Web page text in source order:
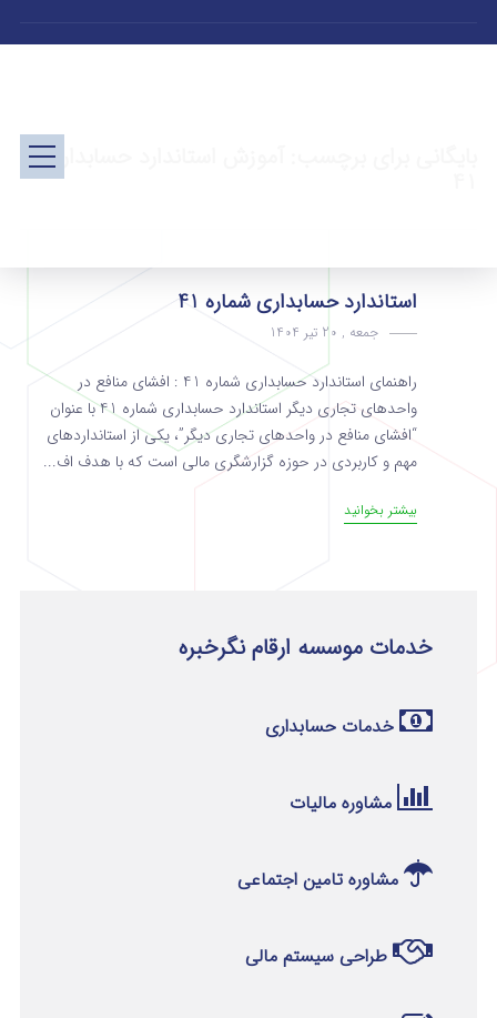
بایگانی برای برچسب: آموزش استاندارد حسابداری
استاندارد حسابداری شماره 41
جمعه , 20 تیر 1404
راهنمای استاندارد حسابداری شماره 41 : افشای منافع در
واحدهای تجاری دیگر استاندارد حسابداری شماره 41 با عنوان
“افشای منافع در واحدهای تجاری دیگر”، یکی از استانداردهای
مهم و کاربردی در حوزه گزارشگری مالی است که با هدف اف...
بیشتر بخوانید
خدمات موسسه ارقام نگرخبره
خدمات حسابداری
مشاوره مالیات
مشاوره تامین اجتماعی
طراحی سیستم مالی